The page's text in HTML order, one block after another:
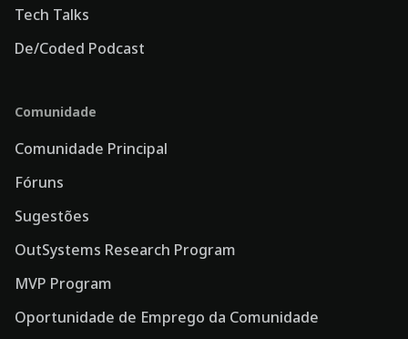
Tech Talks
De/Coded Podcast
Comunidade
Comunidade Principal
Fóruns
Sugestões
OutSystems Research Program
MVP Program
Oportunidade de Emprego da Comunidade